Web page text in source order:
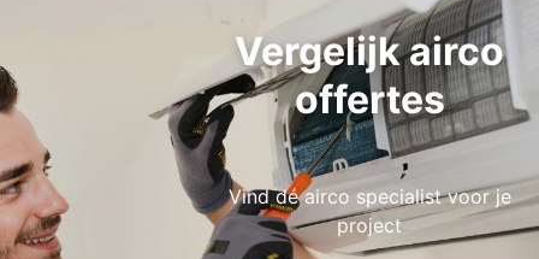
Isolatie
Kozijnen
Vergelijk airco
offertes
Vind dé airco specialist voor je
project